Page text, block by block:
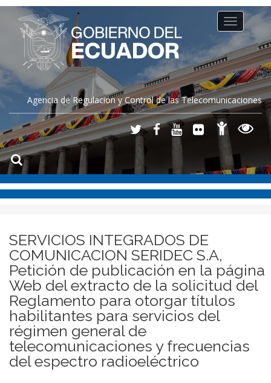
Agencia de Regulación y Control de las Telecomunicaciones
Toggle
navigation
SERVICIOS INTEGRADOS DE
COMUNICACION SERIDEC S.A,
Petición de publicación en la página
Web del extracto de la solicitud del
Reglamento para otorgar títulos
habilitantes para servicios del
régimen general de
telecomunicaciones y frecuencias
del espectro radioeléctrico